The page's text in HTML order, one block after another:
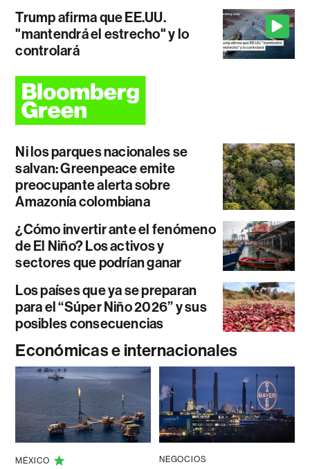
Trump afirma que EE.UU.
"mantendrá el estrecho" y lo
controlará
Ni los parques nacionales se
salvan: Greenpeace emite
preocupante alerta sobre
Amazonía colombiana
¿Cómo invertir ante el fenómeno
de El Niño? Los activos y
sectores que podrían ganar
Los países que ya se preparan
para el “Súper Niño 2026” y sus
posibles consecuencias
Económicas e internacionales
MÉXICO NEGOCIOS